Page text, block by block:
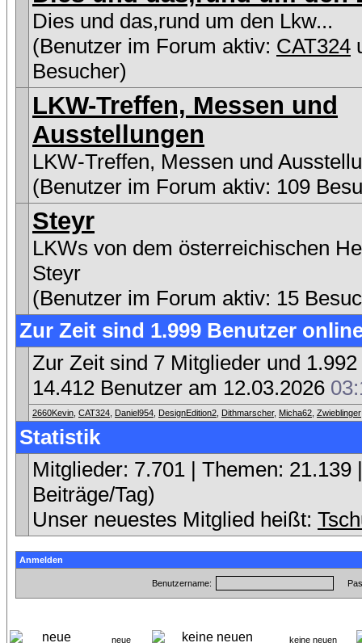
Dies und das,rund um den Lkw...
(Benutzer im Forum aktiv: CAT324
Besucher)
LKW-Treffen, Messen und
Ausstellungen
LKW-Treffen, Messen und
(Benutzer im Forum aktiv: 109
Steyr
LKWs von dem österreichischen
Steyr
(Benutzer im Forum aktiv: 15
Zur Zeit sind 1.999 Benutzer
Zur Zeit sind 7 Mitglieder und
14.412 Benutzer am 12.03.2026
2660Kevin CAT324 Daniel954 DesignEdition2 Dithmarscher, Micha62 Zwieblinger
Statistik
Mitglieder: 7.701 | Themen:
Beiträge/Tag)
Unser neuestes Mitglied heißt:
Anmelden
Benutzername:
neue
keine neuen